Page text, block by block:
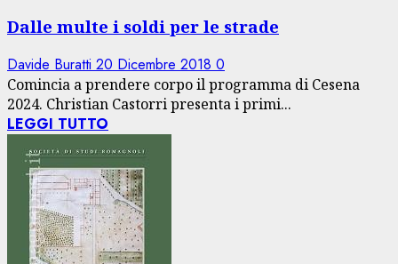
Dalle multe i soldi per le strade
Davide Buratti 20 Dicembre 2018 0
Comincia a prendere corpo il programma di Cesena
2024. Christian Castorri presenta i primi...
LEGGI TUTTO